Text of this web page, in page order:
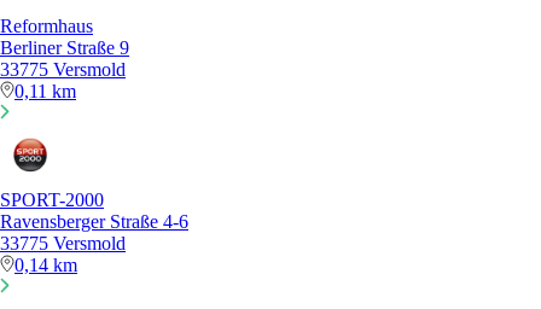
Reformhaus
Berliner Straße 9
33775 Versmold
0,11 km
SPORT-2000
Ravensberger Straße 4-6
33775 Versmold
0,14 km